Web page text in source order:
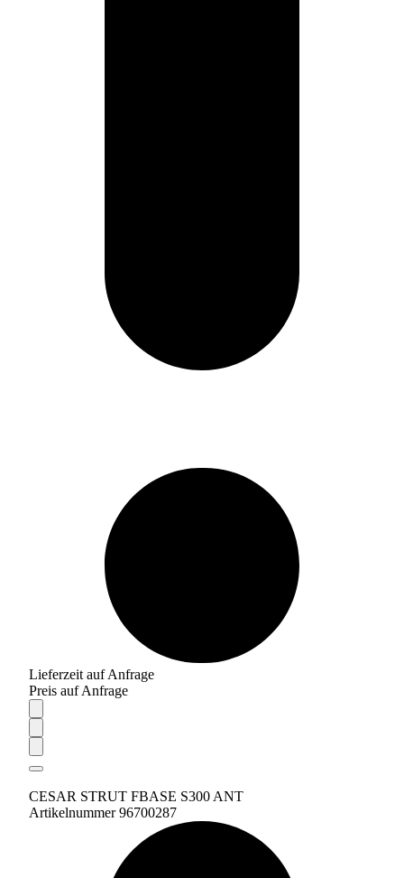
Lieferzeit auf Anfrage
Preis auf Anfrage
CESAR STRUT FBASE S300 ANT
Artikelnummer 96700287